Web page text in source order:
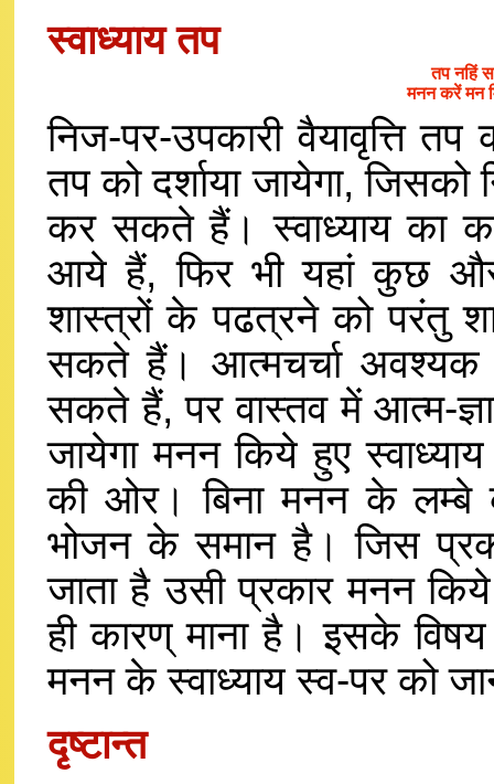
स्वाध्याय तप
तप नहिं
मनन करें मन
निज-पर-उपकारी वैयावृत्ति
तप को दर्शाया जायेगा, जिसको
कर सकते हैं। स्वाध्याय का
आये हैं, फिर भी यहां कुछ और
शास्त्रों के पढत्रने को परंतु
सकते हैं। आत्मचर्चा अवश्यक
सकते हैं, पर वास्तव में आत्म-
जायेगा मनन किये हुए
की ओर। बिना मनन के लम्बे
भोजन के समान है। जिस
जाता है उसी प्रकार मनन किये
ही कारण् माना है। इसके
मनन के स्वाध्याय स्व-पर को
दृष्टान्त